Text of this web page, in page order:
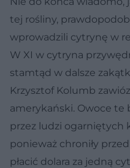
tej rośliny,
wprowadzili cytrynę w
W XI w cytryna
stamtąd w dalsze
Krzysztof Kolumb
amerykański. Owoce te
przez ludzi ogarniętych
ponieważ chroniły
płacić dolara za jedną